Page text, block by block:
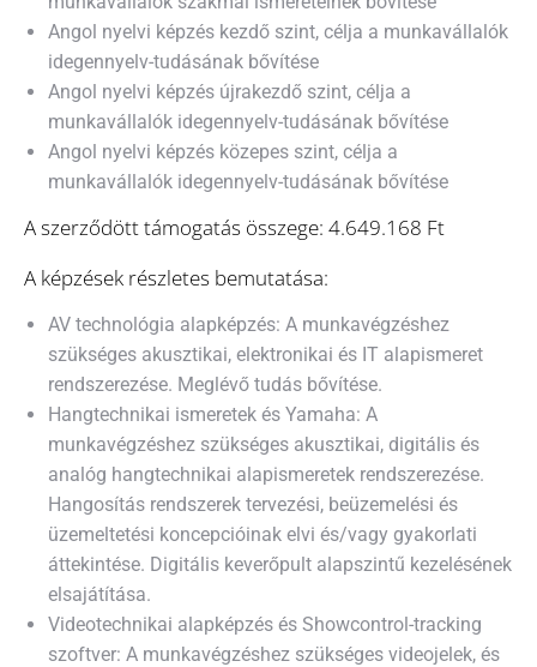
Angol nyelvi képzés kezdő szint, célja a munkavállalók
idegennyelv-tudásának bővítése
Angol nyelvi képzés újrakezdő szint, célja a
munkavállalók idegennyelv-tudásának bővítése
Angol nyelvi képzés közepes szint, célja a
munkavállalók idegennyelv-tudásának bővítése
A szerződött támogatás összege: 4.649.168 Ft
A képzések részletes bemutatása:
AV technológia alapképzés: A munkavégzéshez
szükséges akusztikai, elektronikai és IT alapismeret
rendszerezése. Meglévő tudás bővítése.
Hangtechnikai ismeretek és Yamaha: A
munkavégzéshez szükséges akusztikai, digitális és
analóg hangtechnikai alapismeretek rendszerezése.
Hangosítás rendszerek tervezési, beüzemelési és
üzemeltetési koncepcióinak elvi és/vagy gyakorlati
áttekintése. Digitális keverőpult alapszintű kezelésének
elsajátítása.
Videotechnikai alapképzés és Showcontrol-tracking
szoftver: A munkavégzéshez szükséges videojelek, és